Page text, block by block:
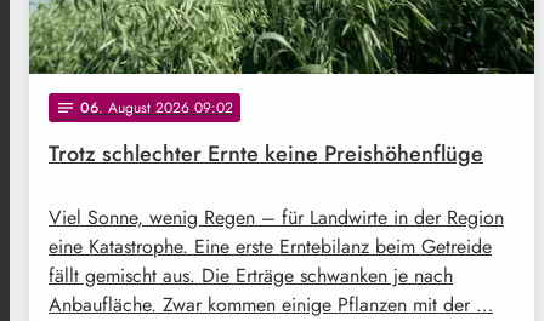
notes 06. August 2026 09:02
Trotz schlechter Ernte keine Preishöhenflüge
Viel Sonne, wenig Regen – für Landwirte in der Region
eine Katastrophe. Eine erste Erntebilanz beim Getreide
fällt gemischt aus. Die Erträge schwanken je nach
Anbaufläche. Zwar kommen einige Pflanzen mit der …